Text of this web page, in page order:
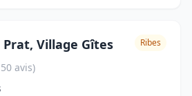
Village Gîtes Ribes
avis)